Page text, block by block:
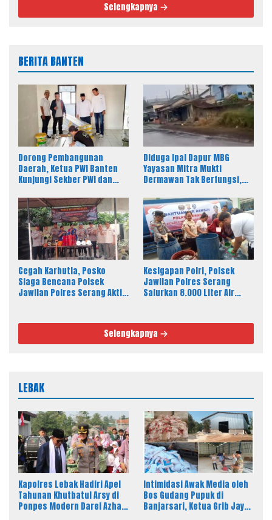
Selengkapnya
BERITA BANTEN
Dorong Pembangunan
Daerah, Ketua PWI Banten
Kunjungi Sekber PWI dan
Diduga Ipal Dapur MBG
Yayasan Mitra Mukti
Dermawan Tak Berfungsi,
Cegah Karhutla, Posko
Siaga Bencana Polsek
Jawilan Polres Serang Aktif
Kesigapan Polri, Polsek
Jawilan Polres Serang
Salurkan 8.000 Liter Air
Selengkapnya
LEBAK
Kapolres Lebak Hadiri Apel
Tahunan Khutbatul Arsy di
Ponpes Modern Darel Azhar,
Intimidasi Awak Media oleh
Bos Gudang Pupuk di
Banjarsari, Ketua Grib Jaya